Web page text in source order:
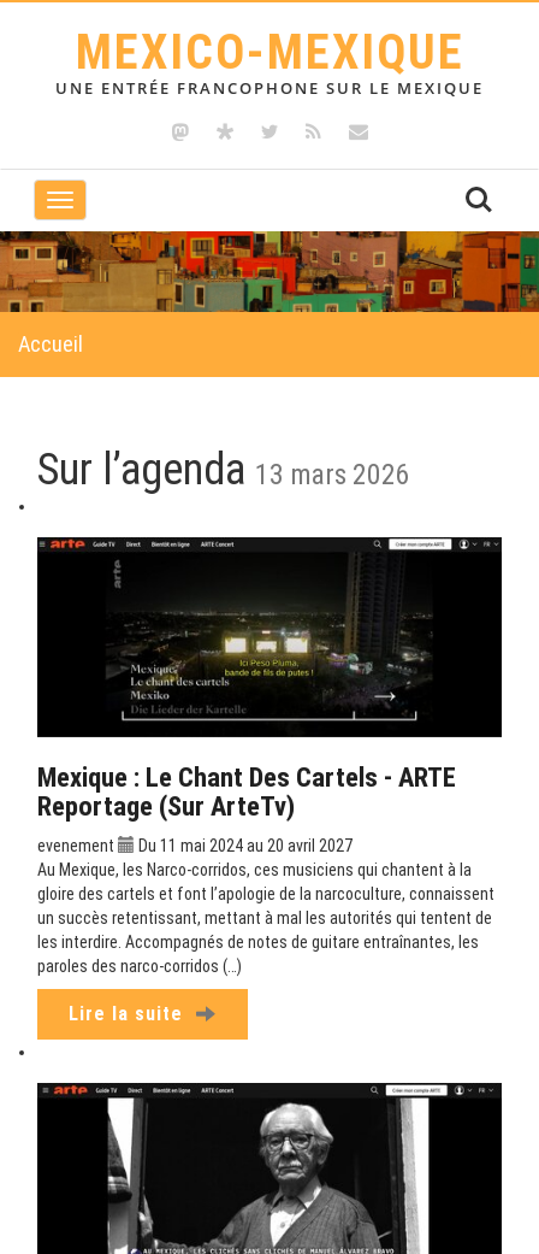
MEXICO-MEXIQUE
UNE ENTRÉE FRANCOPHONE SUR LE MEXIQUE
Toggle
navigation
Accueil
Sur l’agenda 13 mars 2026
Mexique : Le Chant Des Cartels - ARTE
Reportage (sur ArteTv)
evenement
Du 11 mai 2024 au 20 avril 2027
Au Mexique, les Narco-corridos, ces musiciens qui chantent à la
gloire des cartels et font l’apologie de la narcoculture, connaissent
un succès retentissant, mettant à mal les autorités qui tentent de
les interdire. Accompagnés de notes de guitare entraînantes, les
paroles des narco-corridos (…)
Lire la suite